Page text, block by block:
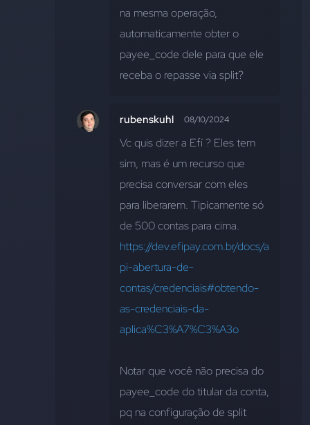
na mesma operação,
automaticamente obter o
payee_code dele para que ele
receba o repasse via split?
rubenskuhl 08/10/2024
Vc quis dizer a Efí ? Eles tem
sim, mas é um recurso que
precisa conversar com eles
para liberarem. Tipicamente só
de 500 contas para cima.
https://dev.efipay.com.br/docs/a
pi-abertura-de-
contas/credenciais#obtendo-
as-credenciais-da-
aplica%C3%A7%C3%A3o
Notar que você não precisa do
payee_code do titular da conta,
pq na configuração de split